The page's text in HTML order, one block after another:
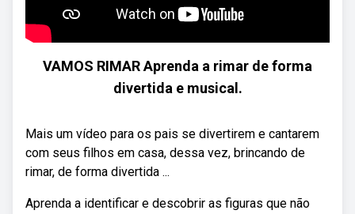
VAMOS RIMAR Aprenda a rimar de forma
divertida e musical.
Mais um vídeo para os pais se divertirem e cantarem
com seus filhos em casa, dessa vez, brincando de
rimar, de forma divertida ...
Aprenda a identificar e descobrir as figuras que não